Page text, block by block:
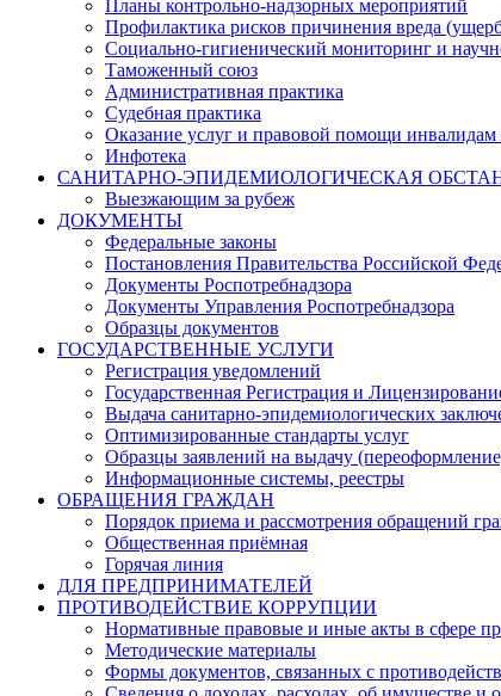
Планы контрольно-надзорных мероприятий
Профилактика рисков причинения вреда
Социально-гигиенический мониторинг и
Таможенный союз
Административная практика
Судебная практика
Оказание услуг и правовой помощи
Инфотека
САНИТАРНО-ЭПИДЕМИОЛОГИЧЕСКАЯ
Выезжающим за рубеж
ДОКУМЕНТЫ
Федеральные законы
Постановления Правительства Российской
Документы Роспотребнадзора
Документы Управления Роспотребнадзора
Образцы документов
ГОСУДАРСТВЕННЫЕ УСЛУГИ
Регистрация уведомлений
Государственная Регистрация и
Выдача санитарно-эпидемиологических
Оптимизированные стандарты услуг
Образцы заявлений на выдачу
Информационные системы, реестры
ОБРАЩЕНИЯ ГРАЖДАН
Порядок приема и рассмотрения обращений
Общественная приёмная
Горячая линия
ДЛЯ ПРЕДПРИНИМАТЕЛЕЙ
ПРОТИВОДЕЙСТВИЕ КОРРУПЦИИ
Нормативные правовые и иные акты в сфере
Методические материалы
Формы документов, связанных с